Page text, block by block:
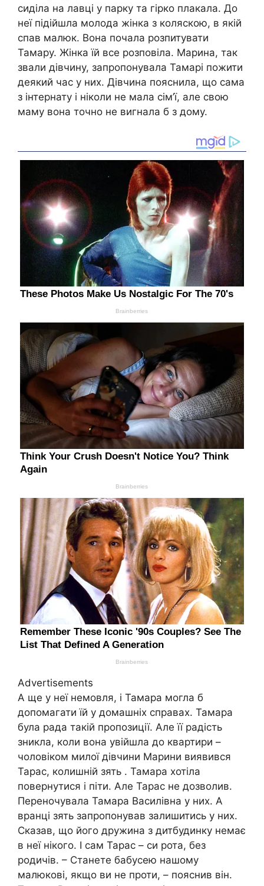
сиділа на лавці у парку та гірко плакала. До
неї підійшла молода жінка з коляскою, в якій
спав малюк. Вона почала розпитувати
Тамару. Жінка їй все розповіла. Марина, так
звали дівчину, запропонувала Тамарі пожити
деякий час у них. Дівчина пояснила, що сама
з інтернату і ніколи не мала сім’ї, але свою
маму вона точно не вигнала б з дому.
Advertisements
А ще у неї немовля, і Тамара могла б
допомагати їй у домашніх справах. Тамара
була рада такій пропозиції. Але її радість
зникла, коли вона увійшла до квартири –
чоловіком милої дівчини Марини виявився
Тарас, колишній зять . Тамара хотіла
повернутися і піти. Але Тарас не дозволив.
Переночувала Тамара Василівна у них. А
вранці зять запропонував залишитись у них.
Сказав, що його дружина з дитбудинку немає
в неї нікого. І сам Тарас – си рота, без
родичів. – Станете бабусею нашому
малюкові, якщо ви не проти, – пояснив він.